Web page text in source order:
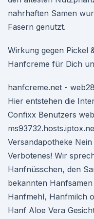
nahrhaften Samen
Fasern genutzt.
Wirkung gegen Pickel
Hanfcreme für Dich
hanfcreme.net -
Hier entstehen die
Confixx Benutzers
Versandapotheke
Verbotenes! Wir
Hanfnüsschen, den
bekannten
Hanfmehl, Hanfmilch
Hanf Aloe Vera